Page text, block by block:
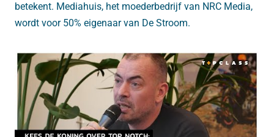
betekent. Mediahuis, het moederbedrijf van NRC Media,
wordt voor 50% eigenaar van De Stroom.